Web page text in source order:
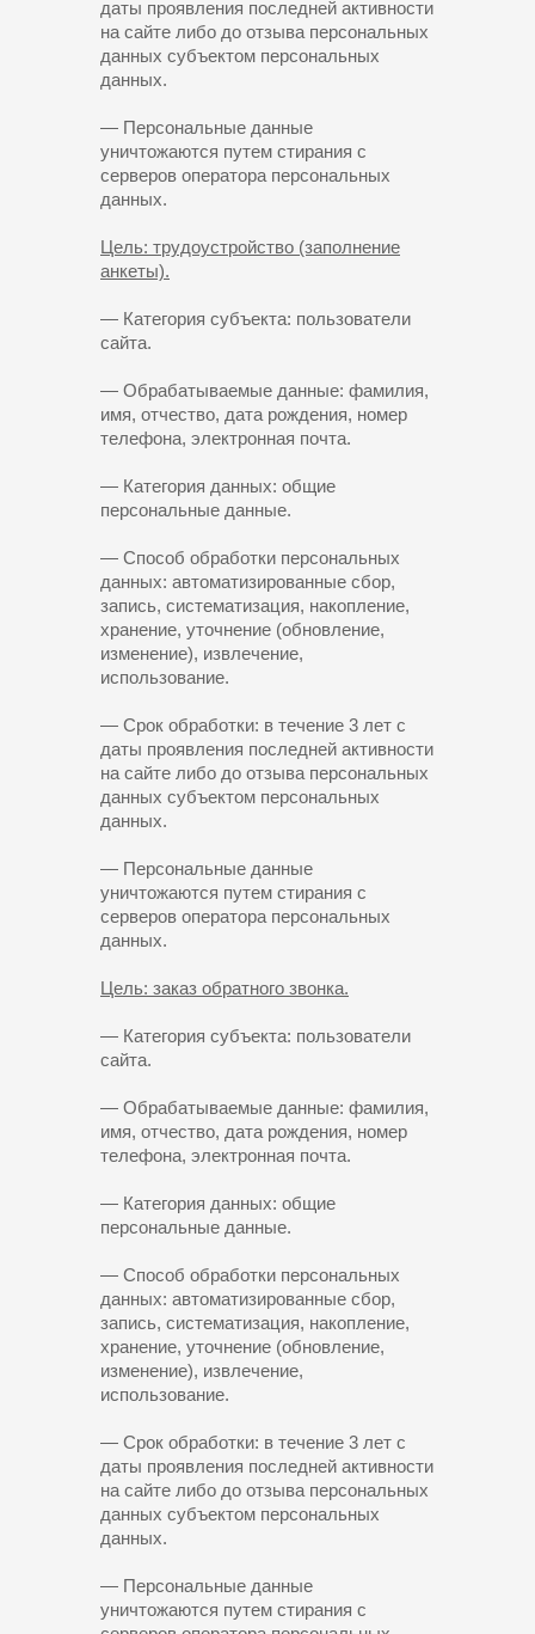
даты проявления последней активности
на сайте либо до отзыва персональных
данных субъектом персональных
данных.
— Персональные данные
уничтожаются путем стирания с
серверов оператора персональных
данных.
Цель: трудоустройство (заполнение
анкеты).
— Категория субъекта: пользователи
сайта.
— Обрабатываемые данные: фамилия,
имя, отчество, дата рождения, номер
телефона, электронная почта.
— Категория данных: общие
персональные данные.
— Способ обработки персональных
данных: автоматизированные сбор,
запись, систематизация, накопление,
хранение, уточнение (обновление,
изменение), извлечение,
использование.
— Срок обработки: в течение 3 лет с
даты проявления последней активности
на сайте либо до отзыва персональных
данных субъектом персональных
данных.
— Персональные данные
уничтожаются путем стирания с
серверов оператора персональных
данных.
Цель: заказ обратного звонка.
— Категория субъекта: пользователи
сайта.
— Обрабатываемые данные: фамилия,
имя, отчество, дата рождения, номер
телефона, электронная почта.
— Категория данных: общие
персональные данные.
— Способ обработки персональных
данных: автоматизированные сбор,
запись, систематизация, накопление,
хранение, уточнение (обновление,
изменение), извлечение,
использование.
— Срок обработки: в течение 3 лет с
даты проявления последней активности
на сайте либо до отзыва персональных
данных субъектом персональных
данных.
— Персональные данные
уничтожаются путем стирания с